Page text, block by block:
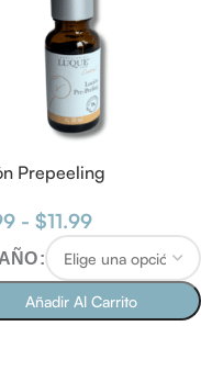
Prepeeling
- $11.99
Añadir Al Carrito